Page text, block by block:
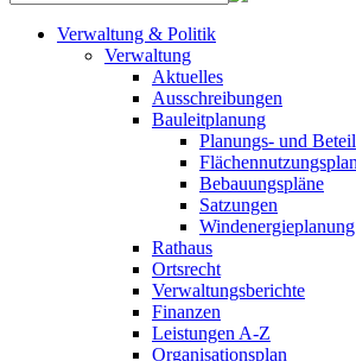
Verwaltung & Politik
Verwaltung
Aktuelles
Ausschreibungen
Bauleitplanung
Planungs- und
Flächennutzungsplan
Bebauungspläne
Satzungen
Windenergieplanung
Rathaus
Ortsrecht
Verwaltungsberichte
Finanzen
Leistungen A-Z
Organisationsplan